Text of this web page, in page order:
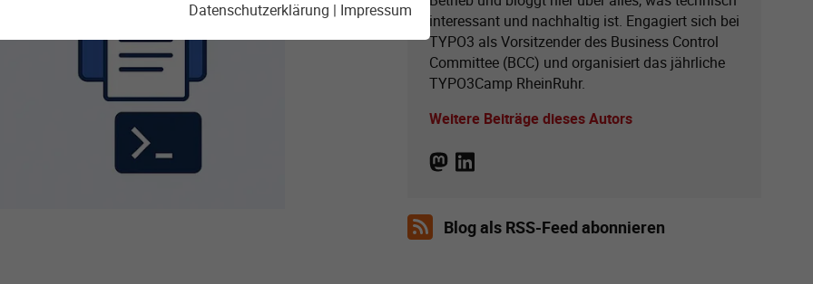
Datenschutzerklärung | Impressum
interessant und nachhaltig ist. Engagiert sich bei
TYPO3 als Vorsitzender des Business Control
Committee (BCC) und organisiert das jährliche
TYPO3Camp RheinRuhr.
Weitere Beiträge dieses Autors
Blog als RSS-Feed abonnieren